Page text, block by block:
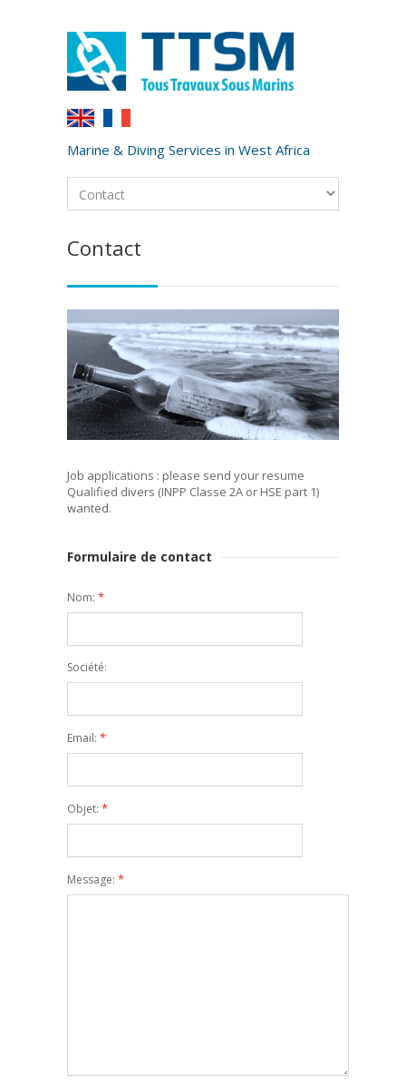
Marine & Diving Services in West Africa
Contact
Job applications : please send your resume
Qualified divers (INPP Classe 2A or HSE part 1)
wanted.
Formulaire de contact
Nom: *
Société:
Email: *
Objet: *
Message: *